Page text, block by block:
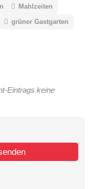
Mahlzeiten
grüner Gastgarten
Eintrags keine